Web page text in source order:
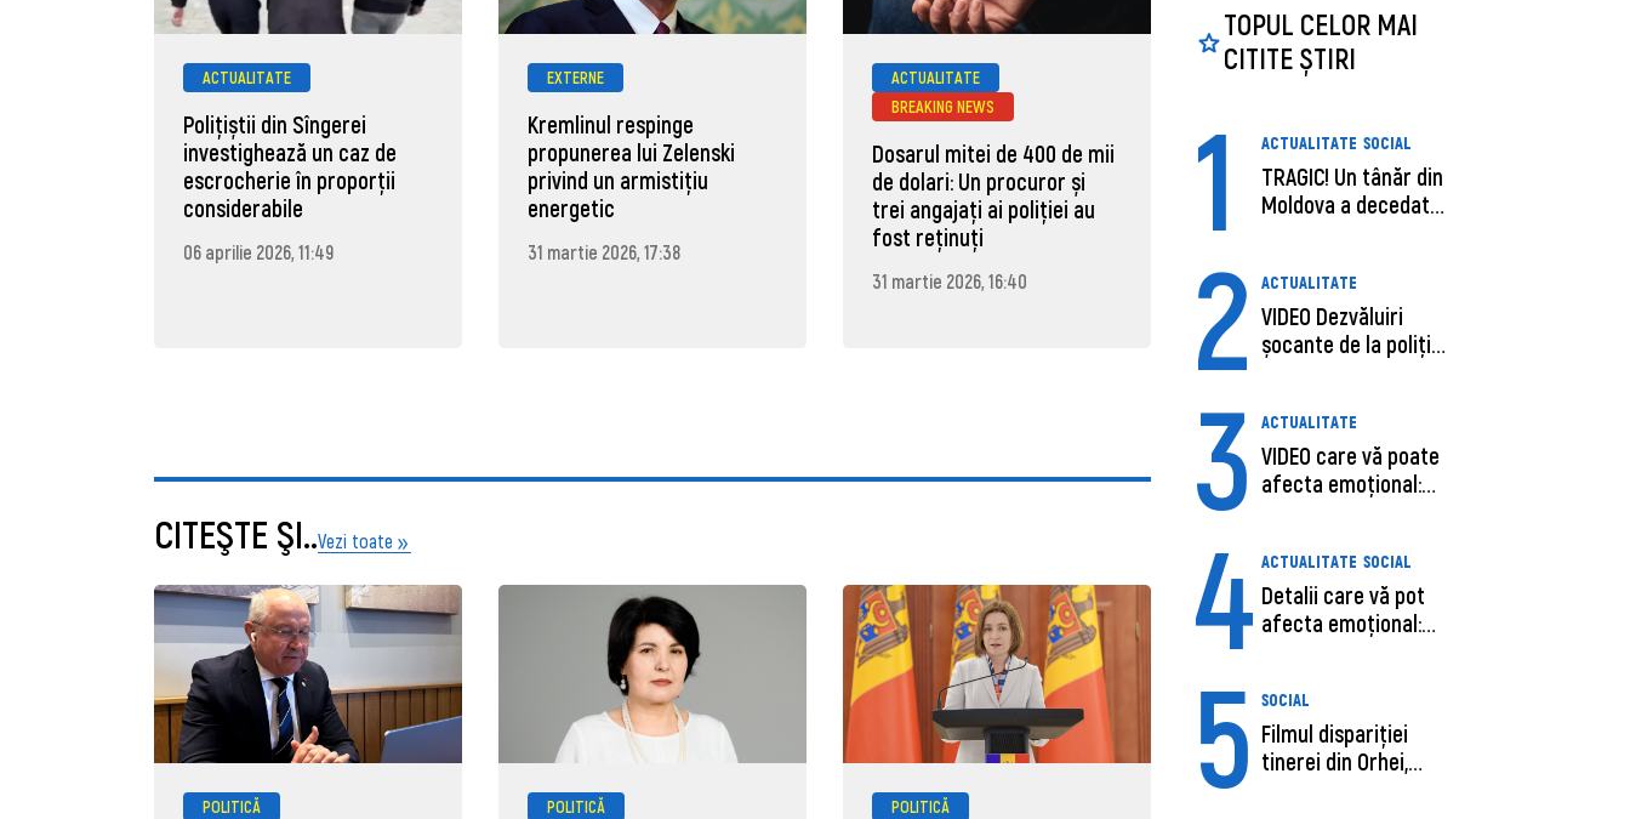
ACTUALITATE
Polițiștii din Sîngerei
investighează un caz de
escrocherie în proporții
considerabile
06 aprilie 2026, 11:49
EXTERNE
Kremlinul respinge
propunerea lui Zelenski
privind un armistițiu
energetic
31 martie 2026, 17:38
ACTUALITATE
BREAKING NEWS
Dosarul mitei de 400 de mii
de dolari: Un procuror și
trei angajați ai poliției au
fost reținuți
31 martie 2026, 16:40
sub media UE la costul
muncii pe ora
CITEŞTE ŞI..Vezi toate
POLITICĂ POLITICĂ POLITICĂ
TOPUL CELOR MAI
CITITE ȘTIRI
1 ACTUALITATE SOCIAL
TRAGIC! Un tânăr din
Moldova a decedat
2 ACTUALITATE
VIDEO Dezvăluiri
șocante de la poliție,
3 ACTUALITATE
VIDEO care vă poate
afecta emoțional:
4 ACTUALITATE SOCIAL
Detalii care vă pot
afecta emoțional:
5 SOCIAL
Filmul dispariției
tinerei din Orhei,